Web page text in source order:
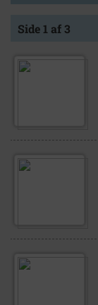
Side 1 af 3